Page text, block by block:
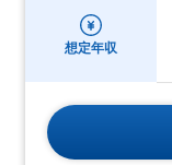
想定年収